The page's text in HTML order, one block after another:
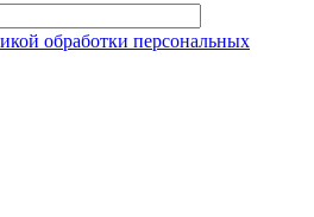
обработки персональных